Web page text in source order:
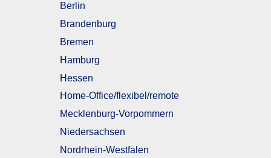
Berlin
Brandenburg
Bremen
Hamburg
Hessen
Home-Office/flexibel/remote
Mecklenburg-Vorpommern
Niedersachsen
Nordrhein-Westfalen